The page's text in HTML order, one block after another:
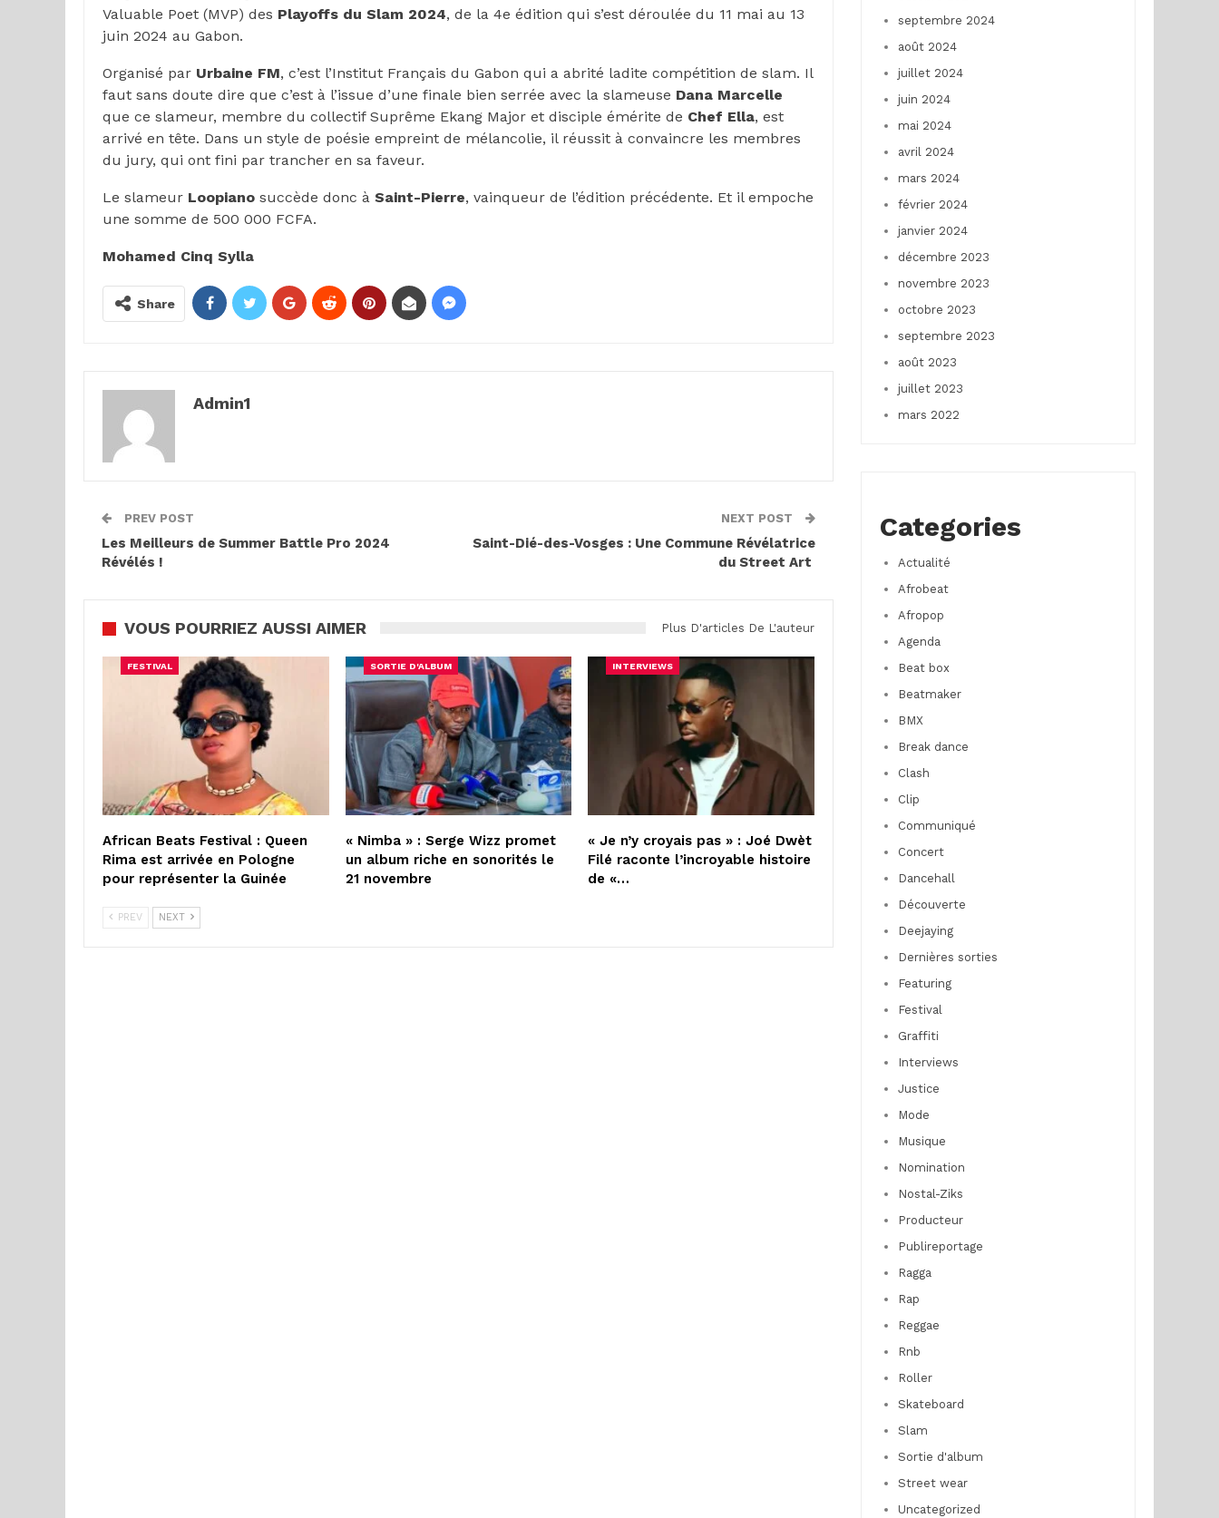
Valuable Poet (MVP) des Playoffs du Slam 2024, de la 4e édition qui s’est déroulée du 11 mai au 13
juin 2024 au Gabon.
Organisé par Urbaine FM, c’est l’Institut Français du Gabon qui a abrité ladite compétition de slam. Il
faut sans doute dire que c’est à l’issue d’une finale bien serrée avec la slameuse Dana Marcelle
que ce slameur, membre du collectif Suprême Ekang Major et disciple émérite de Chef Ella, est
arrivé en tête. Dans un style de poésie empreint de mélancolie, il réussit à convaincre les membres
du jury, qui ont fini par trancher en sa faveur.
Le slameur Loopiano succède donc à Saint-Pierre, vainqueur de l’édition précédente. Et il empoche
une somme de 500 000 FCFA.
Mohamed Cinq Sylla
Share
Admin1
PREV POST
Les Meilleurs de Summer Battle Pro 2024
Révélés !
NEXT POST
Saint-Dié-des-Vosges : Une Commune Révélatrice
du Street Art
VOUS POURRIEZ AUSSI AIMER Plus D'articles De L'auteur
FESTIVAL
African Beats Festival : Queen
Rima est arrivée en Pologne
pour représenter la Guinée
SORTIE D'ALBUM
« Nimba » : Serge Wizz promet
un album riche en sonorités le
21 novembre
INTERVIEWS
« Je n’y croyais pas » : Joé Dwèt
Filé raconte l’incroyable histoire
de «…
PREV NEXT
septembre 2024
août 2024
juillet 2024
juin 2024
mai 2024
avril 2024
mars 2024
février 2024
janvier 2024
décembre 2023
novembre 2023
octobre 2023
septembre 2023
août 2023
juillet 2023
mars 2022
Categories
Actualité
Afrobeat
Afropop
Agenda
Beat box
Beatmaker
BMX
Break dance
Clash
Clip
Communiqué
Concert
Dancehall
Découverte
Deejaying
Dernières sorties
Featuring
Festival
Graffiti
Interviews
Justice
Mode
Musique
Nomination
Nostal-Ziks
Producteur
Publireportage
Ragga
Rap
Reggae
Rnb
Roller
Skateboard
Slam
Sortie d'album
Street wear
Uncategorized